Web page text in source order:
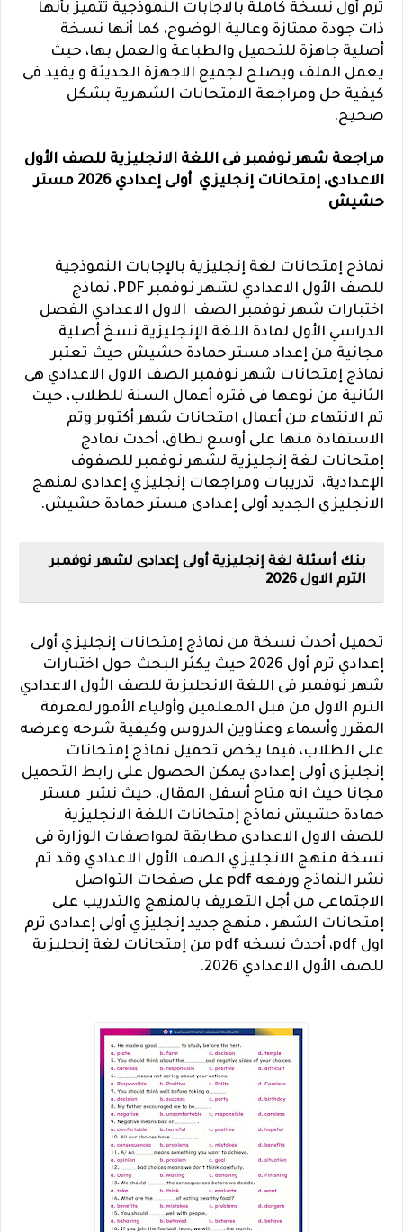
ترم أول نسخة كاملة بالاجابات النموذجية تتميز بأنها
ذات جودة ممتازة وعالية الوضوح، كما أنها نسخة
أصلية جاهزة للتحميل والطباعة والعمل بها، حيث
يعمل الملف ويصلح لجميع الاجهزة الحديثة و يفيد فى
كيفية حل ومراجعة الامتحانات الشهرية بشكل
صحيح.
مراجعة شهر نوفمبر فى اللغة الانجليزية للصف الأول
الاعدادى، إمتحانات إنجليزي أولى إعدادي 2026 مستر
حشيش
نماذج إمتحانات لغة إنجليزية بالإجابات النموذجية
للصف الأول الاعدادي لشهر نوفمبر PDF، نماذج
اختبارات شهر نوفمبر الصف الاول الاعدادي الفصل
الدراسي الأول لمادة اللغة الإنجليزية نسخ أصلية
مجانية من إعداد مستر حمادة حشيش حيث تعتبر
نماذج إمتحانات شهر نوفمبر الصف الاول الاعدادي هى
الثانية من نوعها فى فتره أعمال السنة للطلاب، حيت
تم الانتهاء من أعمال امتحانات شهر أكتوبر وتم
الاستفادة منها على أوسع نطاق، أحدث نماذج
إمتحانات لغة إنجليزية لشهر نوفمبر للصفوف
الإعدادية، تدريبات ومراجعات إنجليزي إعدادى لمنهج
الانجليزي الجديد أولى إعدادى مستر حمادة حشيش.
بنك أسئلة لغة إنجليزية أولى إعدادى لشهر نوفمبر
الترم الاول 2026
تحميل أحدث نسخة من نماذج إمتحانات إنجليزي أولى
إعدادي ترم أول 2026 حيث يكثر البحث حول اختبارات
شهر نوفمبر فى اللغة الانجليزية للصف الأول الاعدادي
الترم الاول من قبل المعلمين وأولياء الأمور لمعرفة
المقرر وأسماء وعناوين الدروس وكيفية شرحه وعرضه
على الطلاب، فيما يخص تحميل نماذج إمتحانات
إنجليزي أولى إعدادي يمكن الحصول على رابط التحميل
مجانا حيث انه متاح أسفل المقال، حيث نشر مستر
حمادة حشيش نماذج إمتحانات اللغة الانجليزية
للصف الاول الاعدادى مطابقة لمواصفات الوزارة فى
نسخة منهج الانجليزي الصف الأول الاعدادي وقد تم
نشر النماذج ورفعه pdf على صفحات التواصل
الاجتماعى من أجل التعريف بالمنهج والتدريب على
إمتحانات الشهر ، منهج جديد إنجليزي أولى إعدادى ترم
اول pdf، أحدث نسخه pdf من إمتحانات لغة إنجليزية
للصف الأول الاعدادي 2026.